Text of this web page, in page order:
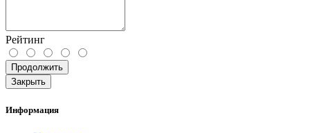
Рейтинг
Продолжить
Закрыть
Информация